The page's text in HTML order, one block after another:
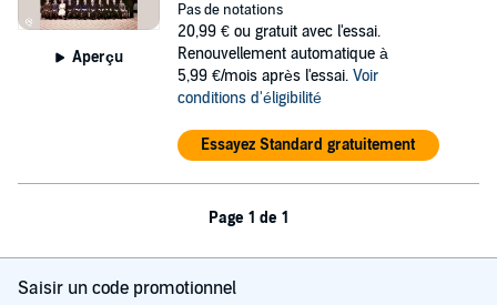
Aperçu
Pas de notations
20,99 € ou gratuit avec l'essai.
Renouvellement automatique à
5,99 €/mois après l'essai. Voir
conditions d'éligibilité
Essayez Standard gratuitement
Page 1 de 1
Saisir un code promotionnel